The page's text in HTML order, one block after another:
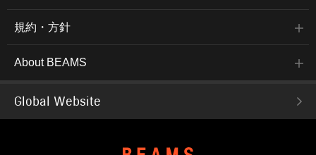
規約・方針
About BEAMS
Global Website